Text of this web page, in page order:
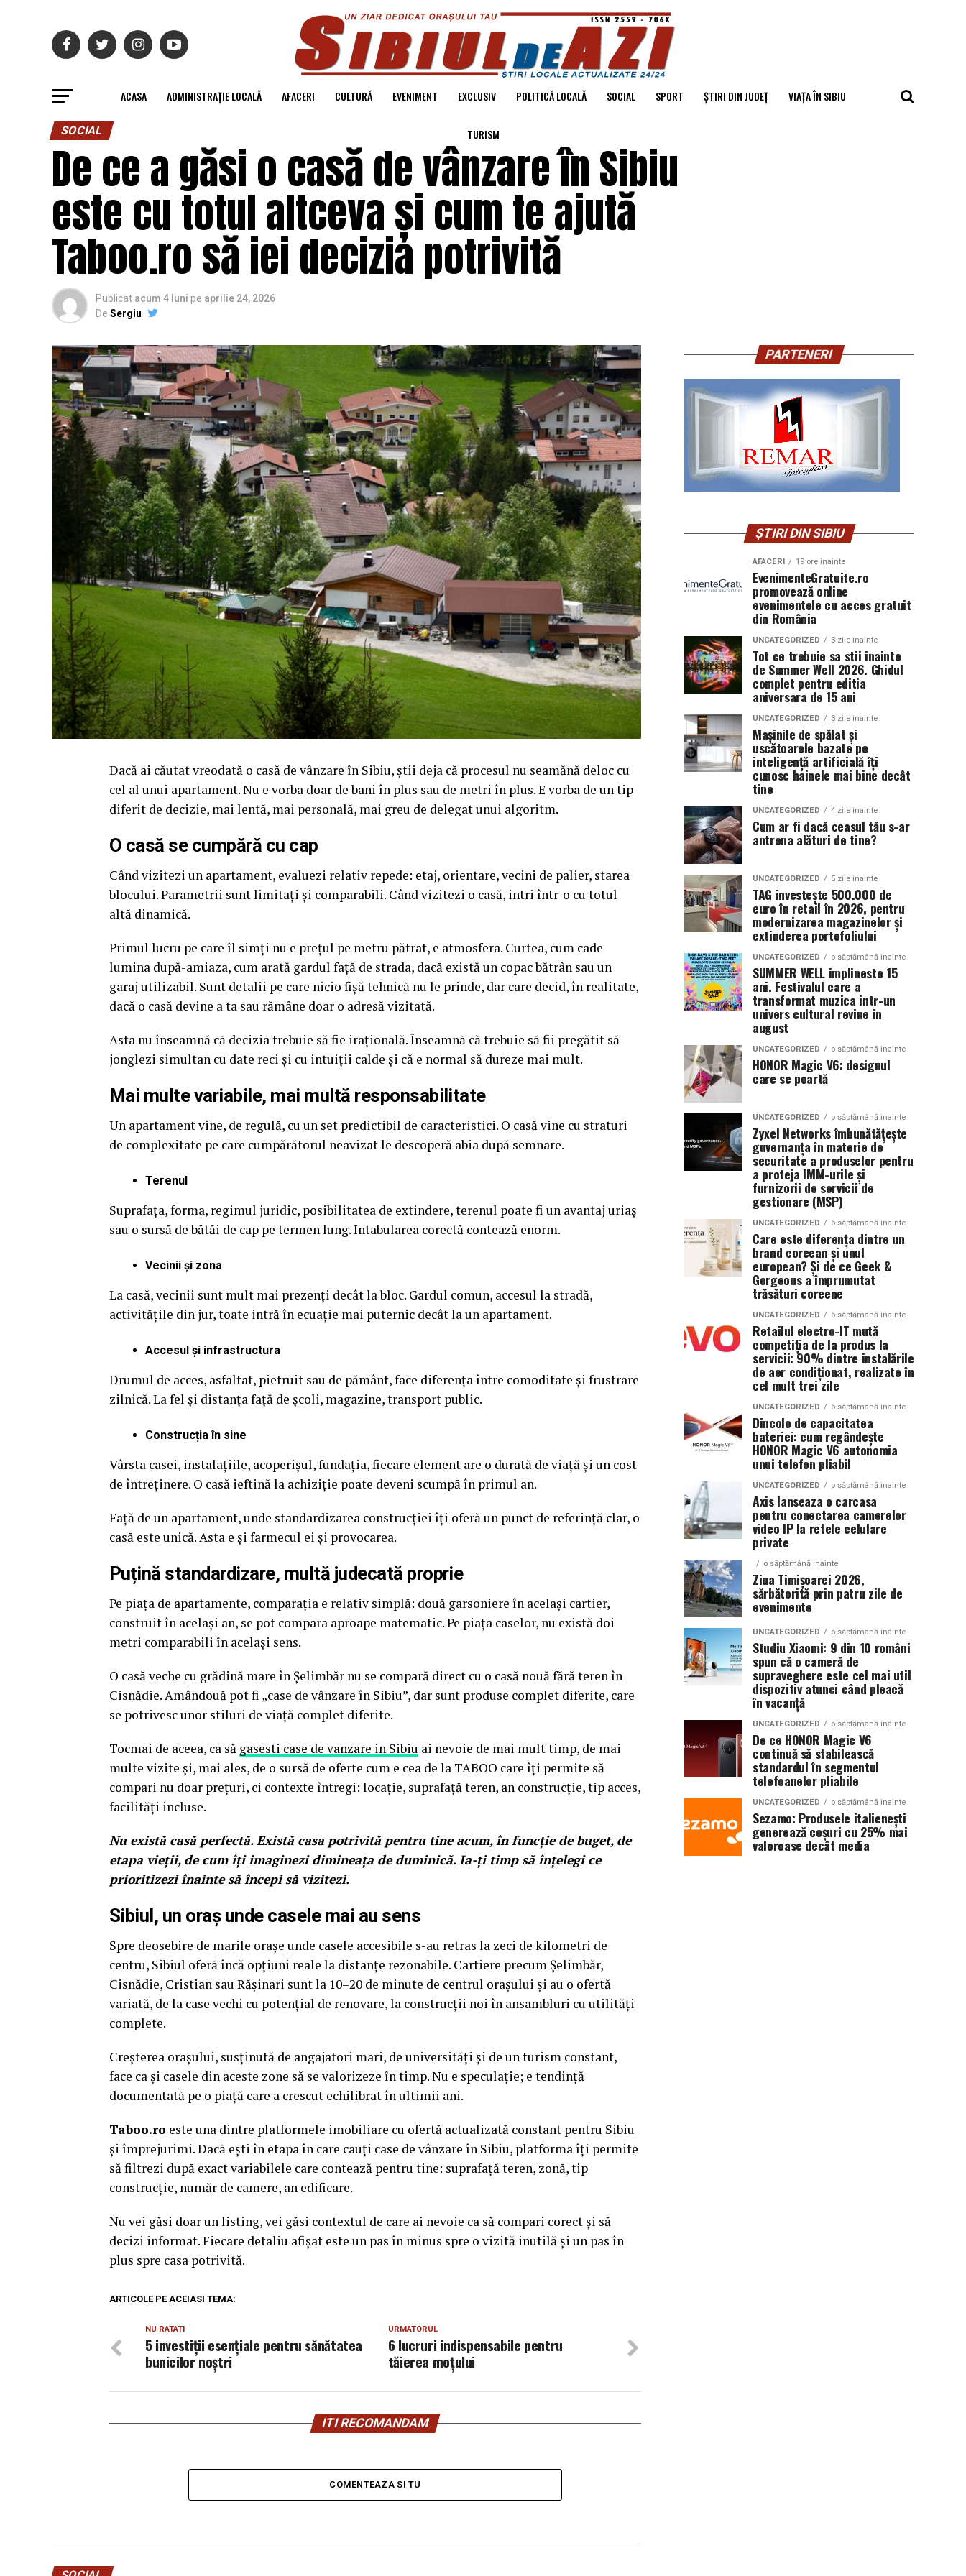
ACASA ADMINISTRAȚIE LOCALĂ AFACERI CULTURĂ EVENIMENT EXCLUSIV POLITICĂ LOCALĂ SOCIAL SPORT ȘTIRI DIN JUDEȚ VIAȚA ÎN SIBIU
TURISM
SOCIAL
De ce a găsi o casă de vânzare în Sibiu
este cu totul altceva și cum te ajută
Taboo.ro să iei decizia potrivită
Publicat acum 4 luni pe aprilie 24, 2026
De Sergiu
Dacă ai căutat vreodată o casă de vânzare în Sibiu, știi deja că procesul nu seamănă deloc cu
cel al unui apartament. Nu e vorba doar de bani în plus sau de metri în plus. E vorba de un tip
diferit de decizie, mai lentă, mai personală, mai greu de delegat unui algoritm.
O casă se cumpără cu cap
Când vizitezi un apartament, evaluezi relativ repede: etaj, orientare, vecini de palier, starea
blocului. Parametrii sunt limitați și comparabili. Când vizitezi o casă, intri într-o cu totul
altă dinamică.
Primul lucru pe care îl simți nu e prețul pe metru pătrat, e atmosfera. Curtea, cum cade
lumina după-amiaza, cum arată gardul față de strada, dacă există un copac bătrân sau un
garaj utilizabil. Sunt detalii pe care nicio fișă tehnică nu le prinde, dar care decid, în realitate,
dacă o casă devine a ta sau rămâne doar o adresă vizitată.
Asta nu înseamnă că decizia trebuie să fie irațională. Înseamnă că trebuie să fii pregătit să
jonglezi simultan cu date reci și cu intuiții calde și că e normal să dureze mai mult.
Mai multe variabile, mai multă responsabilitate
Un apartament vine, de regulă, cu un set predictibil de caracteristici. O casă vine cu straturi
de complexitate pe care cumpărătorul neavizat le descoperă abia după semnare.
Terenul
Suprafața, forma, regimul juridic, posibilitatea de extindere, terenul poate fi un avantaj uriaș
sau o sursă de bătăi de cap pe termen lung. Intabularea corectă contează enorm.
Vecinii și zona
La casă, vecinii sunt mult mai prezenți decât la bloc. Gardul comun, accesul la stradă,
activitățile din jur, toate intră în ecuație mai puternic decât la un apartament.
Accesul și infrastructura
Drumul de acces, asfaltat, pietruit sau de pământ, face diferența între comoditate și frustrare
zilnică. La fel și distanța față de școli, magazine, transport public.
Construcția în sine
Vârsta casei, instalațiile, acoperișul, fundația, fiecare element are o durată de viață și un cost
de întreținere. O casă ieftină la achiziție poate deveni scumpă în primul an.
Față de un apartament, unde standardizarea construcției îți oferă un punct de referință clar, o
casă este unică. Asta e și farmecul ei și provocarea.
Puțină standardizare, multă judecată proprie
Pe piața de apartamente, comparația e relativ simplă: două garsoniere în același cartier,
construit în același an, se pot compara aproape matematic. Pe piața caselor, nu există doi
metri comparabili în același sens.
O casă veche cu grădină mare în Șelimbăr nu se compară direct cu o casă nouă fără teren în
Cisnădie. Amândouă pot fi „case de vânzare în Sibiu”, dar sunt produse complet diferite, care
se potrivesc unor stiluri de viață complet diferite.
Tocmai de aceea, ca să gasesti case de vanzare in Sibiu ai nevoie de mai mult timp, de mai
multe vizite și, mai ales, de o sursă de oferte cum e cea de la TABOO care îți permite să
compari nu doar prețuri, ci contexte întregi: locație, suprafață teren, an construcție, tip acces,
facilități incluse.
Nu există casă perfectă. Există casa potrivită pentru tine acum, în funcție de buget, de
etapa vieții, de cum îți imaginezi dimineața de duminică. Ia-ți timp să înțelegi ce
prioritizezi înainte să începi să vizitezi.
Sibiul, un oraș unde casele mai au sens
Spre deosebire de marile orașe unde casele accesibile s-au retras la zeci de kilometri de
centru, Sibiul oferă încă opțiuni reale la distanțe rezonabile. Cartiere precum Șelimbăr,
Cisnădie, Cristian sau Rășinari sunt la 10–20 de minute de centrul orașului și au o ofertă
variată, de la case vechi cu potențial de renovare, la construcții noi în ansambluri cu utilități
complete.
Creșterea orașului, susținută de angajatori mari, de universități și de un turism constant,
face ca și casele din aceste zone să se valorizeze în timp. Nu e speculație; e tendință
documentată pe o piață care a crescut echilibrat în ultimii ani.
Taboo.ro este una dintre platformele imobiliare cu ofertă actualizată constant pentru Sibiu
și împrejurimi. Dacă ești în etapa în care cauți case de vânzare în Sibiu, platforma îți permite
să filtrezi după exact variabilele care contează pentru tine: suprafață teren, zonă, tip
construcție, număr de camere, an edificare.
Nu vei găsi doar un listing, vei găsi contextul de care ai nevoie ca să compari corect și să
decizi informat. Fiecare detaliu afișat este un pas în minus spre o vizită inutilă și un pas în
plus spre casa potrivită.
ARTICOLE PE ACEIASI TEMA:
URMATORUL
6 lucruri indispensabile pentru
tăierea moțului
NU RATATI
5 investiții esențiale pentru sănătatea
bunicilor noștri
ITI RECOMANDAM
COMENTEAZA SI TU
PARTENERI
ȘTIRI DIN SIBIU
AFACERI 19 ore inainte
EvenimenteGratuite.ro
promovează online
evenimentele cu acces gratuit
din România
UNCATEGORIZED 3 zile inainte
Tot ce trebuie sa stii inainte
de Summer Well 2026. Ghidul
complet pentru editia
aniversara de 15 ani
UNCATEGORIZED 3 zile inainte
Mașinile de spălat și
uscătoarele bazate pe
inteligență artificială îți
cunosc hainele mai bine decât
tine
UNCATEGORIZED 4 zile inainte
Cum ar fi dacă ceasul tău s-ar
antrena alături de tine?
UNCATEGORIZED 5 zile inainte
TAG investește 500.000 de
euro în retail în 2026, pentru
modernizarea magazinelor și
extinderea portofoliului
UNCATEGORIZED o săptămână inainte
SUMMER WELL implineste 15
ani. Festivalul care a
transformat muzica intr-un
univers cultural revine in
august
UNCATEGORIZED o săptămână inainte
HONOR Magic V6: designul
care se poartă
UNCATEGORIZED o săptămână inainte
Zyxel Networks îmbunătățește
guvernanța în materie de
securitate a produselor pentru
a proteja IMM-urile și
furnizorii de servicii de
gestionare (MSP)
UNCATEGORIZED o săptămână inainte
Care este diferența dintre un
brand coreean și unul
european? Și de ce Geek &
Gorgeous a împrumutat
trăsături coreene
UNCATEGORIZED o săptămână inainte
Retailul electro-IT mută
competiția de la produs la
servicii: 90% dintre instalările
de aer condiționat, realizate în
cel mult trei zile
UNCATEGORIZED o săptămână inainte
Dincolo de capacitatea
bateriei: cum regândește
HONOR Magic V6 autonomia
unui telefon pliabil
UNCATEGORIZED o săptămână inainte
Axis lanseaza o carcasa
pentru conectarea camerelor
video IP la retele celulare
private
o săptămână inainte
Ziua Timișoarei 2026,
sărbătorită prin patru zile de
evenimente
UNCATEGORIZED o săptămână inainte
Studiu Xiaomi: 9 din 10 români
spun că o cameră de
supraveghere este cel mai util
dispozitiv atunci când pleacă
în vacanță
UNCATEGORIZED o săptămână inainte
De ce HONOR Magic V6
continuă să stabilească
standardul în segmentul
telefoanelor pliabile
UNCATEGORIZED o săptămână inainte
Sezamo: Produsele italienești
generează coșuri cu 25% mai
valoroase decât media